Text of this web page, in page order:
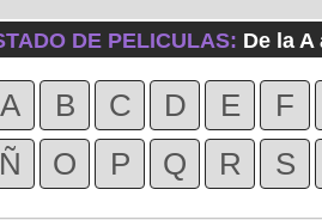
DE PELICULAS: De la A
A B C D E F
Ñ
O P Q R S